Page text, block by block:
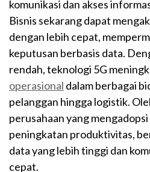
komunikasi dan akses
Bisnis sekarang dapat
dengan lebih cepat,
keputusan berbasis data.
rendah, teknologi 5G
operasional dalam berbagai
pelanggan hingga logistik.
perusahaan yang
peningkatan produktivitas,
data yang lebih tinggi dan
cepat.